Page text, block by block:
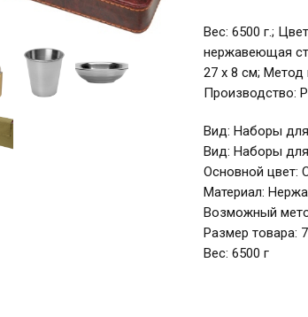
Вес: 6500 г.;
нержавеющая
27 х 8 см; Метод
Производство:
Вид: Наборы
Вид: Наборы
Основной цвет:
Материал:
Возможный
Размер товара:
Вес: 6500 г